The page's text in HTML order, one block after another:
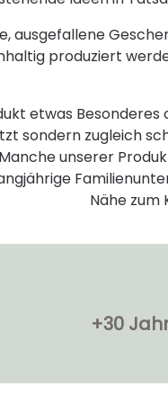
ausgefallene
produziert
etwas Besonderes
sondern zugleich
unserer
Nähe zum
+30